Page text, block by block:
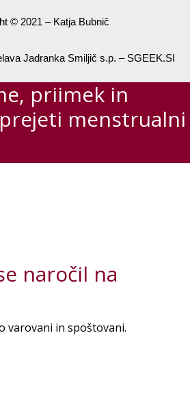
© 2021 – Katja Bubnič
Jadranka Smiljič s.p. – SGEEK.SI
priimek in
menstrualni
naročil na
varovani in spoštovani.